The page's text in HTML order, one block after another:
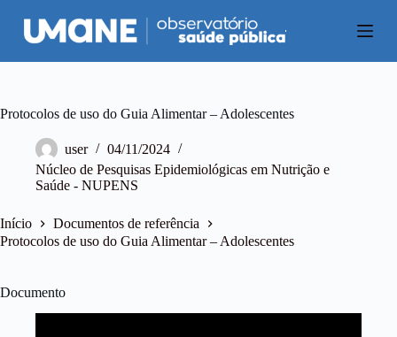
P
u
a
a
t
e
o
Protocolos de uso do Guia Alimentar – Adolescentes
user
04/11/2024
Núcleo de Pesquisas Epidemiológicas em Nutrição e
Saúde - NUPENS
Início
Documentos de referência
Protocolos de uso do Guia Alimentar – Adolescentes
Documento